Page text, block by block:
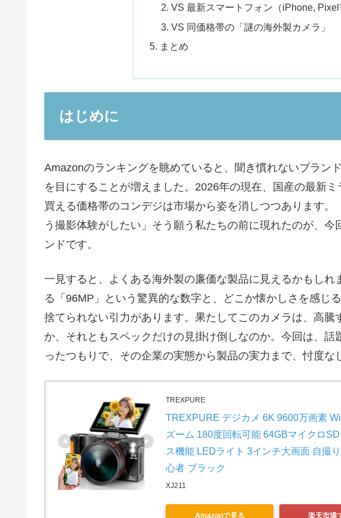
VS 最新スマートフォン（iPhone, Pixel
VS 同価格帯の「謎の海外製カメラ」
まとめ
はじめに
Amazonのランキングを眺めていると、聞き慣れないブラン
を目にすることが増えました。2026年の現在、国産の最新
買える価格帯のコンデジは市場から姿を消しつつあります
う撮影体験がしたい」そう願う私たちの前に現れたのが、今
ンドです。
一見すると、よくある海外製の廉価な製品に見えるかもし
る「96MP」という驚異的な数字と、どこか懐かしさを感じ
捨てられない引力があります。果たしてこのカメラは、高
か、それともスペックだけの見掛け倒しなのか。今回は、話
ったつもりで、その企業の実態から製品の実力まで、忖度な
TREXPURE
TREXPURE デジカメ 6K 9600万画素
ズーム 180度回転可能 64GBマイクロ
ス機能 LEDライト 3インチ大画面 自撮
心者 ブラック
XJ211
Amazonで見る 楽天市場